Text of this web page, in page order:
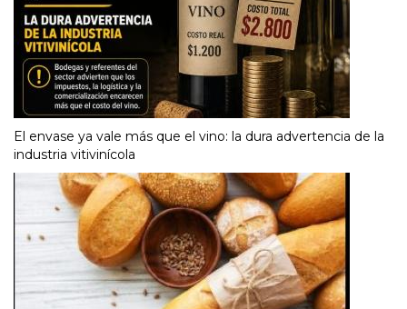
El envase ya vale más que el vino: la dura advertencia de la
industria vitivinícola